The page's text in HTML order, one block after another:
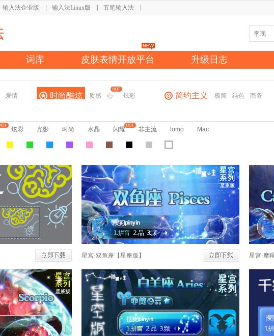
输入法企业版 输入法Linux版 五笔输入法
词库 皮肤表情开放平台 升级日志
爱情 时尚酷炫 质感 心 炫彩 简约主义 极简 纯色 商务
炫彩 光影 时尚 水晶 闪耀 非主流 lomo Mac
星宫·双鱼座【星座版】 星宫·摩